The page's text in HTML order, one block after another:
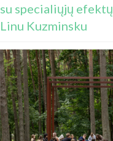
su specialiųjų
Linu Kuzminsku